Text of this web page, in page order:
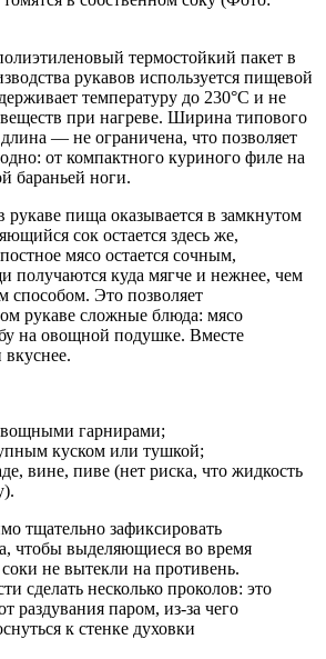
термостойкий пакет в
рукавов используется пищевой
температуру до 230°C и не
при нагреве. Ширина типового
— не ограничена, что позволяет
от компактного куриного филе на
бараньей ноги.
пища оказывается в замкнутом
сок остается здесь же,
мясо остается сочным,
получаются куда мягче и нежнее, чем
способом. Это позволяет
рукаве сложные блюда: мясо
на овощной подушке. Вместе
вкуснее.
гарнирами;
куском или тушкой;
вине, пиве (нет риска, что жидкость
тщательно зафиксировать
чтобы выделяющиеся во время
не вытекли на противень.
сделать несколько проколов: это
раздувания паром, из-за чего
к стенке духовки